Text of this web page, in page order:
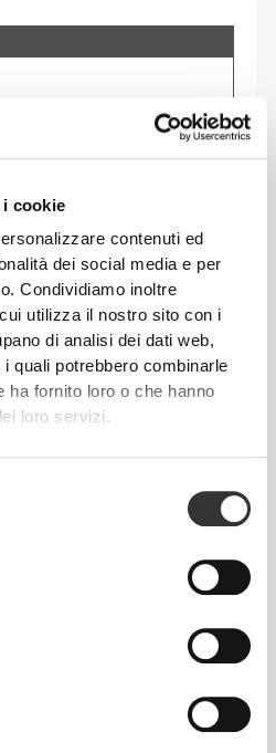
cookie
contenuti ed
dei social media e per
Condividiamo inoltre
utilizza il nostro sito con i
di analisi dei dati web,
quali potrebbero combinarle
ha fornito loro o che hanno
loro servizi.
movimento che fai.
esalta la tua